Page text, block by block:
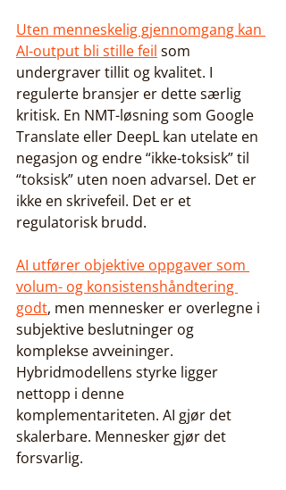
Uten menneskelig gjennomgang kan
AI-output bli stille feil som
undergraver tillit og kvalitet. I
regulerte bransjer er dette særlig
kritisk. En NMT-løsning som Google
Translate eller DeepL kan utelate en
negasjon og endre “ikke-toksisk” til
“toksisk” uten noen advarsel. Det er
ikke en skrivefeil. Det er et
regulatorisk brudd.
AI utfører objektive oppgaver som
volum- og konsistenshåndtering
godt, men mennesker er overlegne i
subjektive beslutninger og
komplekse avveininger.
Hybridmodellens styrke ligger
nettopp i denne
komplementariteten. AI gjør det
skalerbare. Mennesker gjør det
forsvarlig.